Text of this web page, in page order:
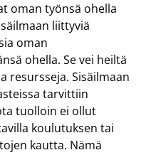
oman työnsä ohella
liittyviä
oman
ohella. Se vei heiltä
resursseja. Sisäilmaan
tarvittiin
tuolloin ei ollut
koulutuksen tai
kautta. Nämä